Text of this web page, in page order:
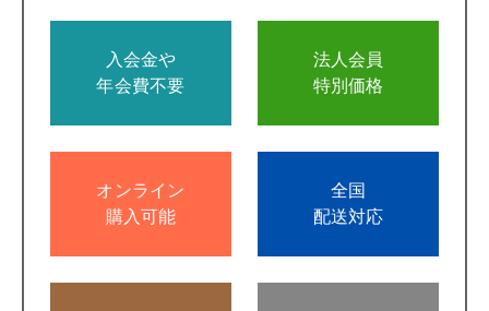
入会金や
年会費不要
法人会員
特別価格
オンライン
購入可能
全国
配送対応